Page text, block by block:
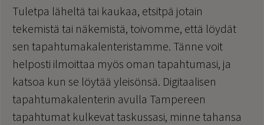
Tuletpa läheltä tai kaukaa, etsitpä jotain
tekemistä tai näkemistä, toivomme, että löydät
sen tapahtumakalenteristamme. Tänne voit
helposti ilmoittaa myös oman tapahtumasi, ja
katsoa kun se löytää yleisönsä. Digitaalisen
tapahtumakalenterin avulla Tampereen
tapahtumat kulkevat taskussasi, minne tahansa